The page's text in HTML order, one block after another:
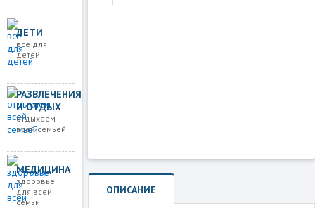
ДЕТИ
все для
детей
РАЗВЛЕЧЕНИЯ
И ОТДЫХ
отдыхаем
всей семьей
МЕДИЦИНА
здоровье
для всей
семьи
ОПИСАНИЕ